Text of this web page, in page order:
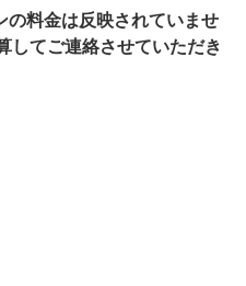
料金は反映されていませ
してご連絡させていただき